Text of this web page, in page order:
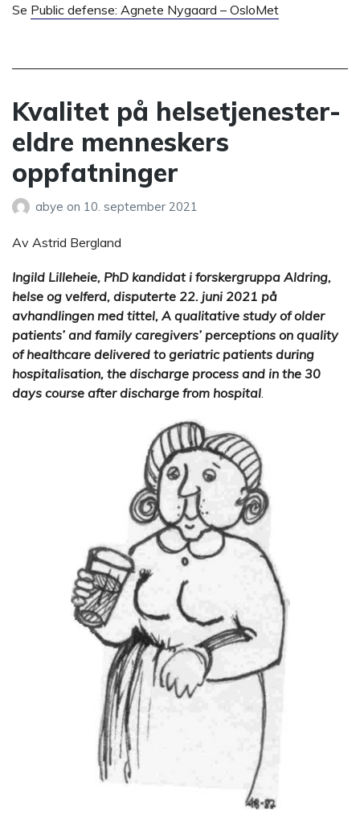
Se Public defense: Agnete Nygaard – OsloMet
Kvalitet på helsetjenester-
eldre menneskers
oppfatninger
abye on 10. september 2021
Av Astrid Bergland
Ingild Lilleheie, PhD kandidat i forskergruppa Aldring,
helse og velferd, disputerte 22. juni 2021 på
avhandlingen med tittel, A qualitative study of older
patients’ and family caregivers’ perceptions on quality
of healthcare delivered to geriatric patients during
hospitalisation, the discharge process and in the 30
days course after discharge from hospital